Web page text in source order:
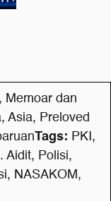
, Memoar dan
, Asia, Preloved
Tags: PKI ,
Aidit, Polisi,
, NASAKOM ,